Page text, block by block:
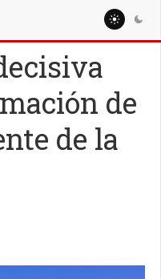
de
de la